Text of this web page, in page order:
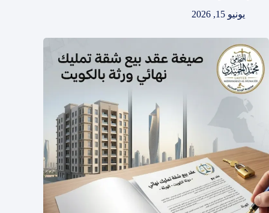
يونيو 15, 2026